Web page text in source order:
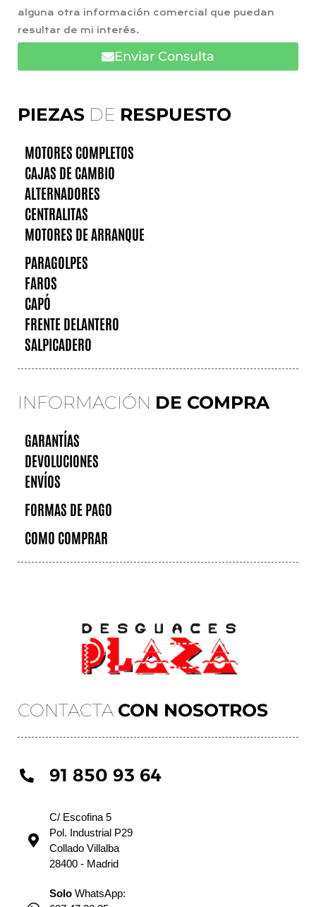
CONTACTA CON NOSOTROS
91 850 93 64
C/ Escofina 5
Pol. Industrial P29
Collado Villalba
28400 - Madrid
Solo WhatsApp:
PIEZAS DE RESPUESTO
MOTORES COMPLETOS
CAJAS DE CAMBIO
ALTERNADORES
CENTRALITAS
MOTORES DE ARRANQUE
PARAGOLPES
FAROS
CAPÓ
FRENTE DELANTERO
SALPICADERO
INFORMACIÓN DE COMPRA
GARANTÍAS
DEVOLUCIONES
ENVÍOS
FORMAS DE PAGO
COMO COMPRAR
alguna otra información comercial que puedan
resultar de mi interés.
Enviar Consulta